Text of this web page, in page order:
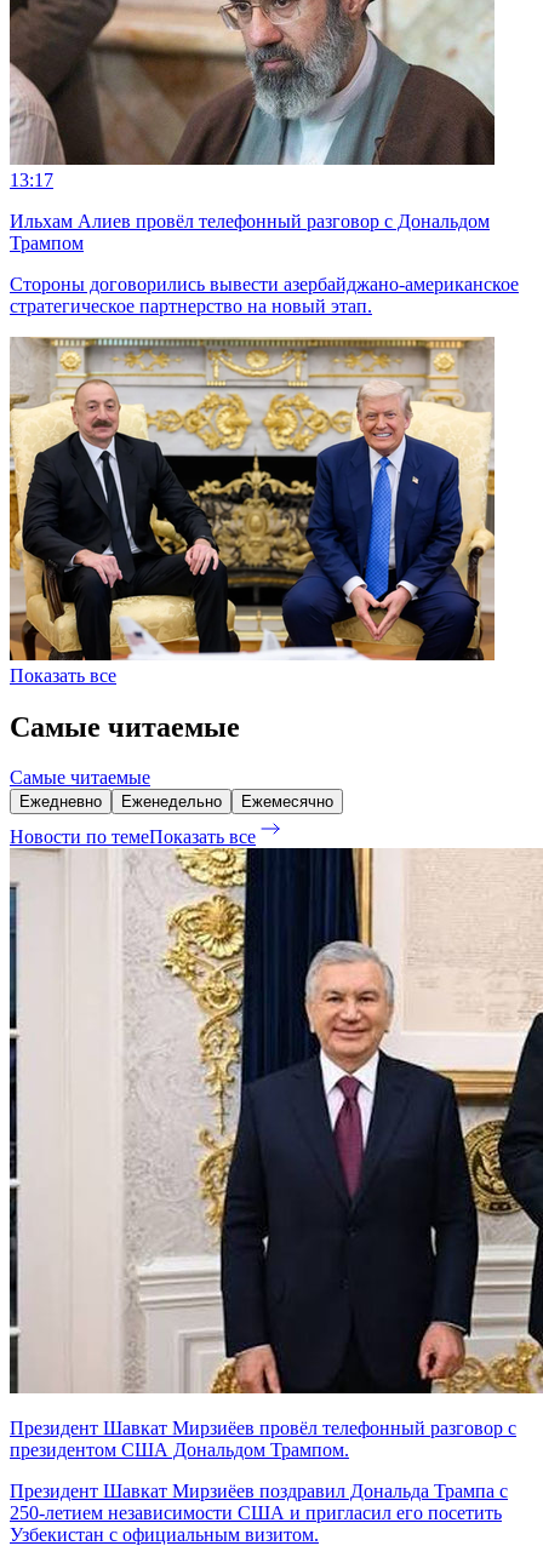
13:17
Ильхам Алиев провёл телефонный разговор с Дональдом
Трампом
Стороны договорились вывести азербайджано-американское
стратегическое партнерство на новый этап.
Показать все
Самые читаемые
Самые читаемые
Ежедневно Еженедельно Ежемесячно
Новости по темеПоказать все
Президент Шавкат Мирзиёев провёл телефонный разговор с
президентом США Дональдом Трампом.
Президент Шавкат Мирзиёев поздравил Дональда Трампа с
250-летием независимости США и пригласил его посетить
Узбекистан с официальным визитом.